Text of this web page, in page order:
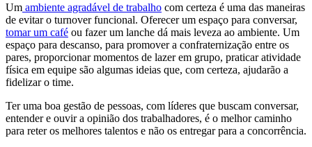
Um ambiente agradável de trabalho com certeza é uma das maneiras
de evitar o turnover funcional. Oferecer um espaço para conversar,
tomar um café ou fazer um lanche dá mais leveza ao ambiente. Um
espaço para descanso, para promover a confraternização entre os
pares, proporcionar momentos de lazer em grupo, praticar atividade
física em equipe são algumas ideias que, com certeza, ajudarão a
fidelizar o time.
Ter uma boa gestão de pessoas, com líderes que buscam conversar,
entender e ouvir a opinião dos trabalhadores, é o melhor caminho
para reter os melhores talentos e não os entregar para a concorrência.